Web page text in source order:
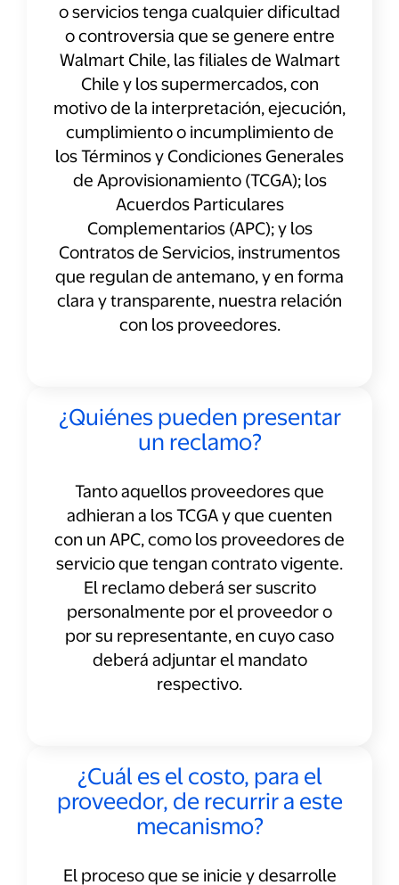
o servicios tenga cualquier dificultad
o controversia que se genere entre
Walmart Chile, las filiales de Walmart
Chile y los supermercados, con
motivo de la interpretación, ejecución,
cumplimiento o incumplimiento de
los Términos y Condiciones Generales
de Aprovisionamiento (TCGA); los
Acuerdos Particulares
Complementarios (APC); y los
Contratos de Servicios, instrumentos
que regulan de antemano, y en forma
clara y transparente, nuestra relación
con los proveedores.
¿Quiénes pueden presentar
un reclamo?
Tanto aquellos proveedores que
adhieran a los TCGA y que cuenten
con un APC, como los proveedores de
servicio que tengan contrato vigente.
El reclamo deberá ser suscrito
personalmente por el proveedor o
por su representante, en cuyo caso
deberá adjuntar el mandato
respectivo.
¿Cuál es el costo, para el
proveedor, de recurrir a este
mecanismo?
El proceso que se inicie y desarrolle